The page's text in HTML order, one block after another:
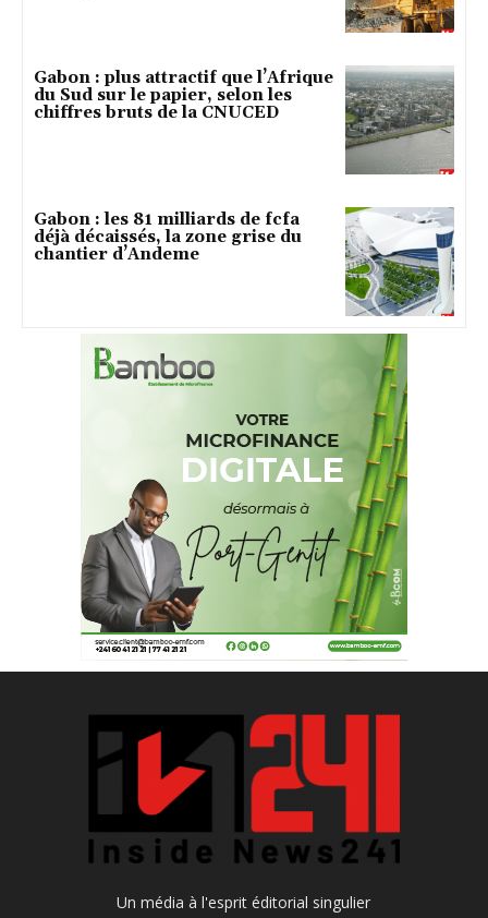
Gabon : plus attractif que l’Afrique
du Sud sur le papier, selon les
chiffres bruts de la CNUCED
Gabon : les 81 milliards de fcfa
déjà décaissés, la zone grise du
chantier d’Andeme
Un média à l'esprit éditorial singulier